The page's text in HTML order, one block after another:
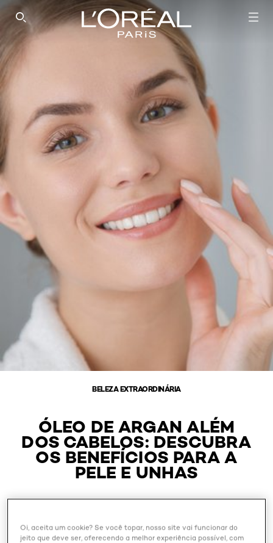
SEARCH THIS SITE
BELEZA EXTRAORDINÁRIA
ÓLEO DE ARGAN ALÉM
DOS CABELOS: DESCUBRA
OS BENEFÍCIOS PARA A
PELE E UNHAS
Oi, aceita um cookie? Se você topar, nosso site vai funcionar do
jeito que deve ser, oferecendo a melhor experiência possível, com